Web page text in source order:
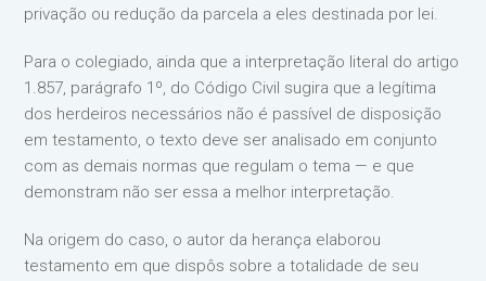
privação ou redução da parcela a eles destinada por lei.
Para o colegiado, ainda que a interpretação literal do artigo
1.857, parágrafo 1º, do Código Civil sugira que a legítima
dos herdeiros necessários não é passível de disposição
em testamento, o texto deve ser analisado em conjunto
com as demais normas que regulam o tema — e que
demonstram não ser essa a melhor interpretação.
Na origem do caso, o autor da herança elaborou
testamento em que dispôs sobre a totalidade de seu